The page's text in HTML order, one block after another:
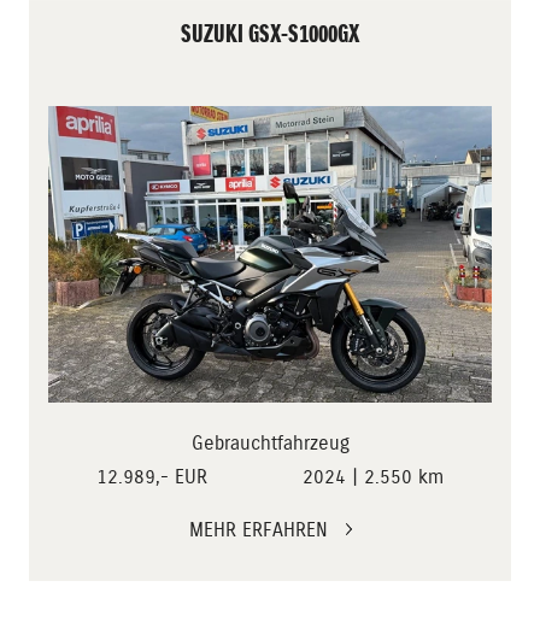
SUZUKI GSX-S1000GX
Gebrauchtfahrzeug
12.989,- EUR
2024 | 2.550 km
MEHR ERFAHREN